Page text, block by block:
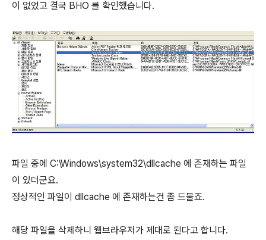
이 없었고 결국 BHO 를 확인했습니다.
파일 중에 C:\Windows\system32\dllcache 에 존재하는 파일
이 있더군요.
정상적인 파일이 dllcache 에 존재하는건 좀 드물죠.
해당 파일을 삭제하니 웹브라우저가 제대로 된다고 합니다.